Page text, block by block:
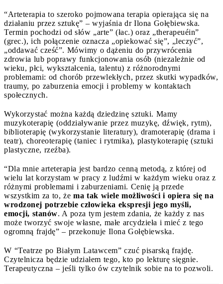
“Arteterapia to szeroko pojmowana terapia opierająca się na
działaniu przez sztukę” – wyjaśnia dr Ilona Gołębiewska.
Termin pochodzi od słów „arte” (łac.) oraz „therapeuéin”
(grec.), ich połączenie oznacza „opiekować się”, „leczyć”,
„oddawać cześć”. Mówimy o dążeniu do przywrócenia
zdrowia lub poprawy funkcjonowania osób (niezależnie od
wieku, płci, wykształcenia, talentu) z różnorodnymi
problemami: od chorób przewlekłych, przez skutki wypadków,
traumy, po zaburzenia emocji i problemy w kontaktach
społecznych.
Wykorzystać można każdą dziedzinę sztuki. Mamy
muzykoterapię (oddziaływanie przez muzykę, dźwięk, rytm),
biblioterapię (wykorzystanie literatury), dramoterapię (drama i
teatr), choreoterapię (taniec i rytmika), plastykoterapię (sztuki
plastyczne, rzeźba).
“Dla mnie arteterapia jest bardzo cenną metodą, z której od
wielu lat korzystam w pracy z ludźmi w każdym wieku oraz z
różnymi problemami i zaburzeniami. Cenię ją przede
wszystkim za to, że ma tak wiele możliwości i opiera się na
wrodzonej potrzebie człowieka ekspresji jego myśli,
emocji, stanów. A poza tym jestem zdania, że każdy z nas
może tworzyć swoje własne, małe arcydzieła i mieć z tego
ogromną frajdę” – przekonuje Ilona Gołębiewska.
W “Teatrze po Białym Latawcem” czuć pisarską frajdę.
Czytelnicza będzie udziałem tego, kto po lekturę sięgnie.
Terapeutyczna – jeśli tylko ów czytelnik sobie na to pozwoli.